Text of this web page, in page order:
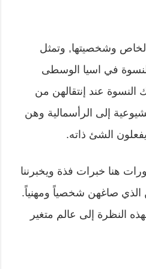
وشخصيتها, وتمثل
للنسوة في اسيا الوسطى
النسوة عند إنتقالهن من
إلى الرأسمالية وهن
الشئ ذاته.
هنا خبرات فذة ويخبرننا
الذي صاغهن شخصياً ومهنياً.
النظرة إلى عالم متغير